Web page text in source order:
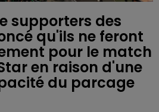
supporters des
qu'ils ne feront
pour le match
en raison d'une
du parcage